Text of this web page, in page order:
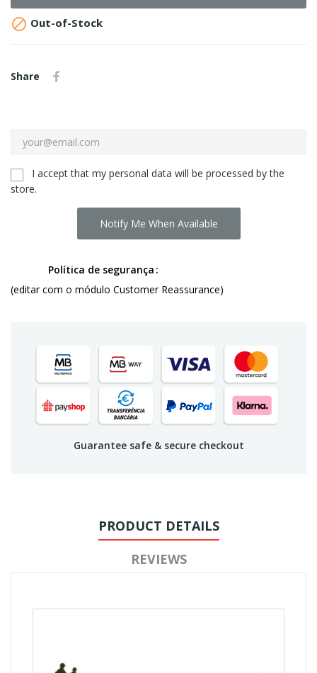
 Out-of-Stock
Share
I accept that my personal data will be processed by the
store.
Notify Me When Available
Política de segurança
(editar com o módulo Customer Reassurance)
Guarantee safe & secure checkout
PRODUCT DETAILS
REVIEWS